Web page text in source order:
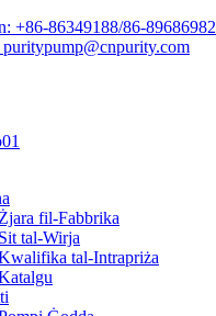
+86-86349188/86-89686982
Żjara fil-Fabbrika
Sit tal-Wirja
tal-Intrapriża